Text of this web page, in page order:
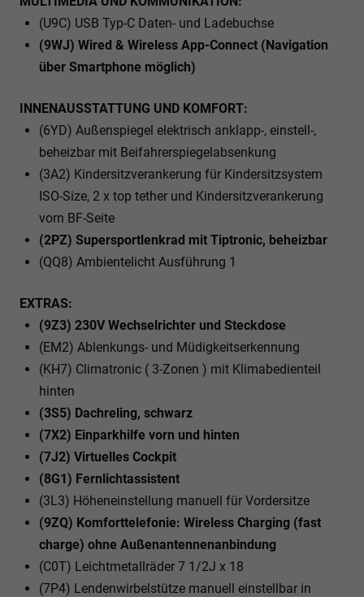
(U9C) USB Typ-C Daten- und Ladebuchse
(9WJ) Wired & Wireless App-Connect (Navigation
über Smartphone möglich)
INNENAUSSTATTUNG UND KOMFORT:
(6YD) Außenspiegel elektrisch anklapp-, einstell-,
beheizbar mit Beifahrerspiegelabsenkung
(3A2) Kindersitzverankerung für Kindersitzsystem
ISO-Size, 2 x top tether und Kindersitzverankerung
vorn BF-Seite
(2PZ) Supersportlenkrad mit Tiptronic, beheizbar
(QQ8) Ambientelicht Ausführung 1
EXTRAS:
(9Z3) 230V Wechselrichter und Steckdose
(EM2) Ablenkungs- und Müdigkeitserkennung
(KH7) Climatronic ( 3-Zonen ) mit Klimabedienteil
hinten
(3S5) Dachreling, schwarz
(7X2) Einparkhilfe vorn und hinten
(7J2) Virtuelles Cockpit
(8G1) Fernlichtassistent
(3L3) Höheneinstellung manuell für Vordersitze
(9ZQ) Komforttelefonie: Wireless Charging (fast
charge) ohne Außenantennenanbindung
(C0T) Leichtmetallräder 7 1/2J x 18
(7P4) Lendenwirbelstütze manuell einstellbar in